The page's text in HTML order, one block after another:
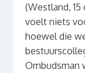
(Westland,
voelt niets
hoewel die
Ombudsman